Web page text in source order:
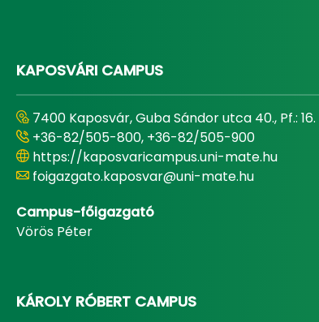
KAPOSVÁRI CAMPUS
7400 Kaposvár, Guba Sándor utca 40., Pf.: 16.
+36-82/505-800, +36-82/505-900
https://kaposvaricampus.uni-mate.hu
foigazgato.kaposvar@uni-mate.hu
Campus-főigazgató
Vörös Péter
KÁROLY RÓBERT CAMPUS